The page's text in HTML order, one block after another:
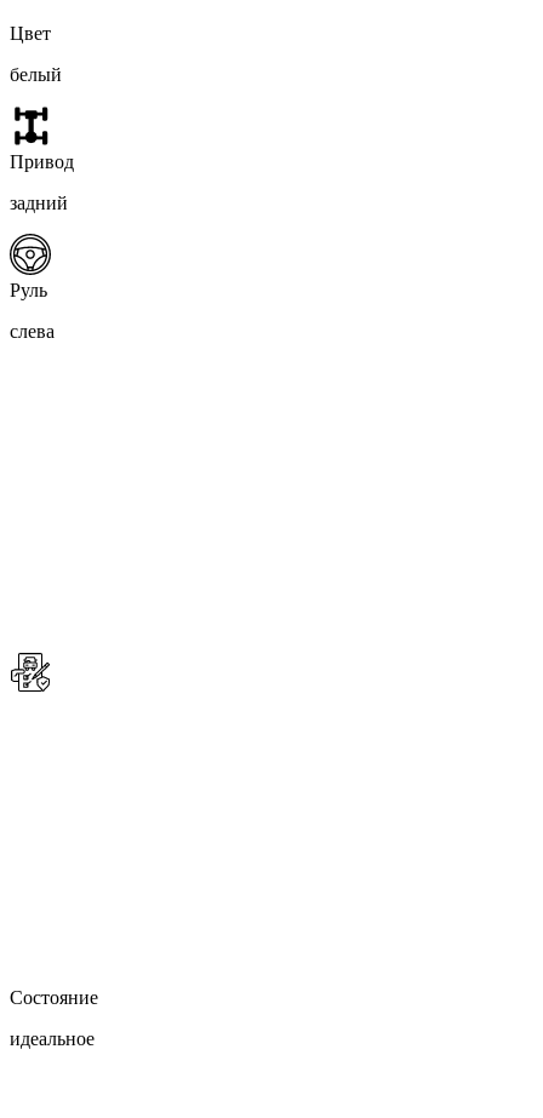
Цвет
белый
Привод
задний
Руль
слева
Состояние
идеальное